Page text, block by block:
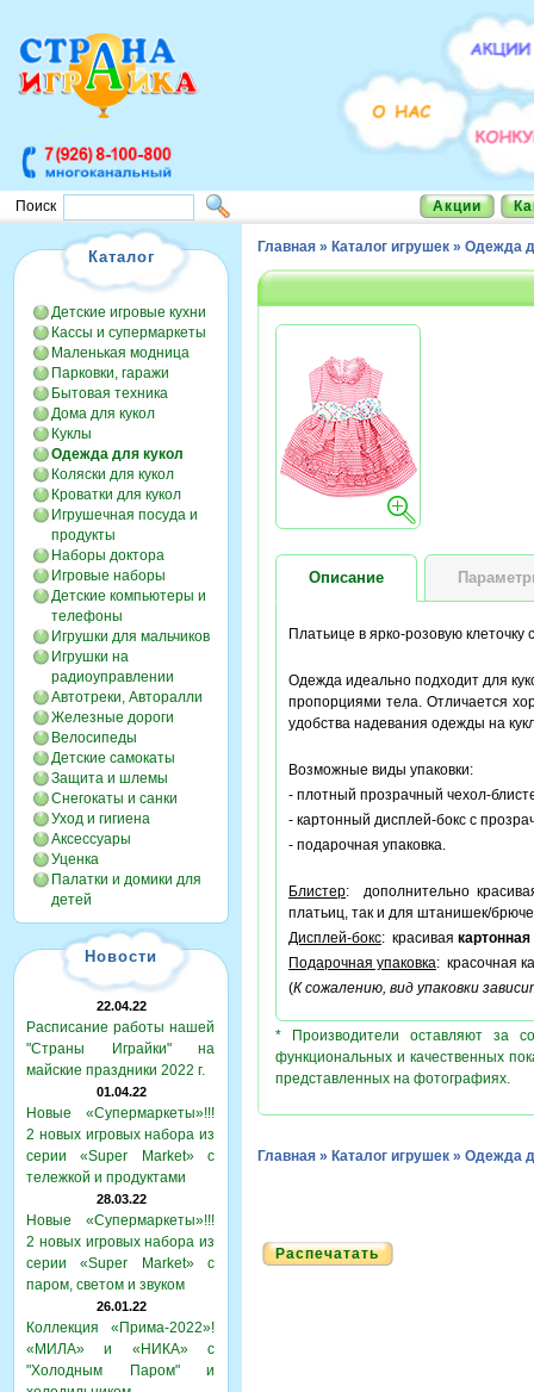
Поиск Акции
Каталог
Детские игровые кухни
Кассы и супермаркеты
Маленькая модница
Парковки, гаражи
Бытовая техника
Дома для кукол
Куклы
Одежда для кукол
Коляски для кукол
Кроватки для кукол
Игрушечная посуда и
продукты
Наборы доктора
Игровые наборы
Детские компьютеры и
телефоны
Игрушки для мальчиков
Игрушки на
радиоуправлении
Автотреки, Авторалли
Железные дороги
Велосипеды
Детские самокаты
Защита и шлемы
Снегокаты и санки
Уход и гигиена
Аксессуары
Уценка
Палатки и домики для
детей
Новости
22.04.22
Расписание работы нашей
"Страны Играйки" на
майские праздники 2022 г.
01.04.22
Новые «Супермаркеты»!!!
2 новых игровых набора из
серии «Super Market» с
тележкой и продуктами
28.03.22
Новые «Супермаркеты»!!!
2 новых игровых набора из
серии «Super Market» с
паром, светом и звуком
26.01.22
Коллекция «Прима-2022»!
«МИЛА» и «НИКА» с
"Холодным Паром" и
Главная » Каталог игрушек » Одежда
Описание
Платьице в ярко-розовую
Одежда идеально подходит для
пропорциями тела. Отличается
удобства надевания одежды на
Возможные виды упаковки:
- плотный прозрачный чехол-
- картонный дисплей-бокс с
- подарочная упаковка.
Блистер: дополнительно
платьиц, так и для штанишек/
Дисплей-бокс: красивая картонная
Подарочная упаковка: красочная
(К сожалению, вид упаковки
* Производители оставляют за
функциональных и качественных
представленных на фотографиях.
Главная » Каталог игрушек » Одежда
Распечатать